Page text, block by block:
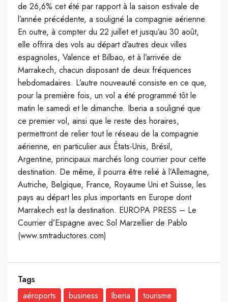
de 26,6% cet été par rapport à la saison estivale de
l’année précédente, a souligné la compagnie aérienne.
En outre, à compter du 22 juillet et jusqu’au 30 août,
elle offrira des vols au départ d’autres deux villes
espagnoles, Valence et Bilbao, et à l’arrivée de
Marrakech, chacun disposant de deux fréquences
hebdomadaires. L’autre nouveauté consiste en ce que,
pour la première fois, un vol a été programmé tôt le
matin le samedi et le dimanche. Iberia a souligné que
ce premier vol, ainsi que le reste des horaires,
permettront de relier tout le réseau de la compagnie
aérienne, en particulier aux États-Unis, Brésil,
Argentine, principaux marchés long courrier pour cette
destination. De même, il pourra être relié à l’Allemagne,
Autriche, Belgique, France, Royaume Uni et Suisse, les
pays au départ les plus importants en Europe dont
Marrakech est la destination. EUROPA PRESS – Le
Courrier d’Espagne avec Sol Marzellier de Pablo
(www.smtraductores.com)
Tags
aéroports
business Iberia tourisme